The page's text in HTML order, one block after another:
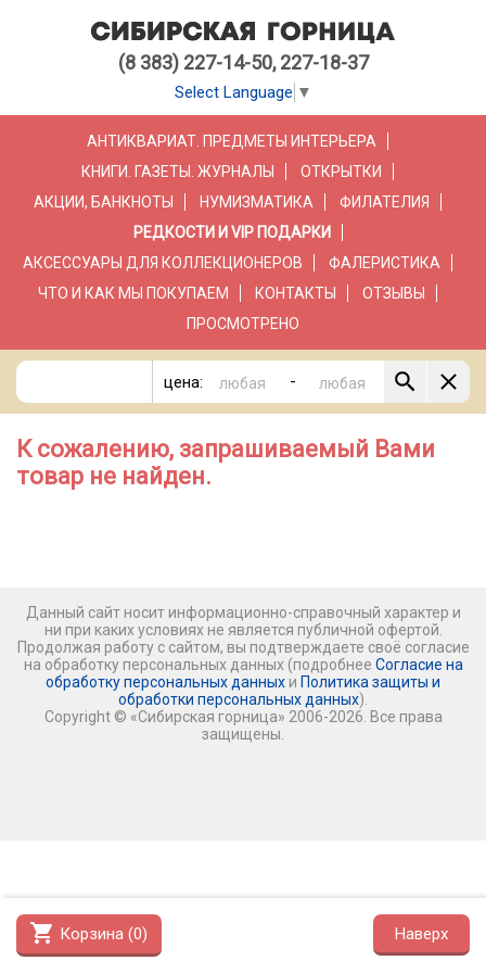
(8 383) 227-14-50, 227-18-37
Select Language ▼
АНТИКВАРИАТ. ПРЕДМЕТЫ ИНТЕРЬЕРА
КНИГИ. ГАЗЕТЫ. ЖУРНАЛЫ
ОТКРЫТКИ
АКЦИИ, БАНКНОТЫ
НУМИЗМАТИКА
ФИЛАТЕЛИЯ
РЕДКОСТИ И VIP ПОДАРКИ
АКСЕССУАРЫ ДЛЯ КОЛЛЕКЦИОНЕРОВ
ФАЛЕРИСТИКА
ЧТО И КАК МЫ ПОКУПАЕМ
КОНТАКТЫ
ОТЗЫВЫ
ПРОСМОТРЕНО
цена: -
shopping_cart Корзина (0) Наверх
К сожалению, запрашиваемый Вами
товар не найден.
Данный сайт носит информационно-справочный характер и
ни при каких условиях не является публичной офертой.
Продолжая работу с сайтом, вы подтверждаете своё согласие
на обработку персональных данных (подробнее Согласие на
обработку персональных данных и Политика защиты и
обработки персональных данных).
Copyright © «Сибирская горница» 2006-2026. Все права
защищены.